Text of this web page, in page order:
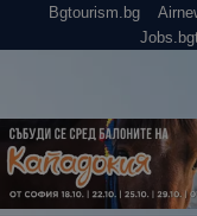
Bgtourism.bg